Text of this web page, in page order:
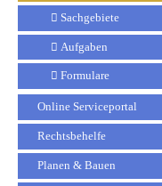
Sachgebiete
Aufgaben
Formulare
Online Serviceportal
Rechtsbehelfe
Planen & Bauen